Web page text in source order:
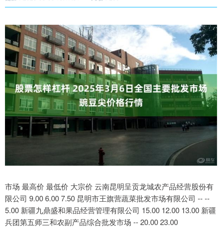
市场 最高价 最低价 大宗价 云南昆明呈贡龙城农产品经营股份有
限公司 9.00 6.00 7.50 昆明市王旗营蔬菜批发市场有限公司 -- --
5.00 新疆九鼎盛和果品经营管理有限公司 15.00 12.00 13.00 新疆
兵团第五师三和农副产品综合批发市场 -- 20.00 23.00